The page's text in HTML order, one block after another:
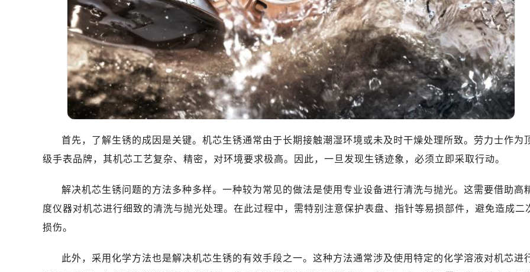
合肥市蜀山区潜山路111号万象城华润大厦B座12楼03室（需提前预约）
泉州市丰泽区宝洲路729号浦西万达中心写字楼A座7楼709室（需提前预约）
青岛市南区山东路6号华润大厦B座22层04室（需提前预约）
烟台市芝罘区胜利路139号万达金融中心A座907室（需提前预约）
长春市朝阳区西安大路727号中银大厦A座(旺进大厦)18层09室（需提前预约）
贵阳市南明区都司高架桥路33号亨特国际金融中心14楼14D（需提前预约）
昆明市盘龙区北京路928号同德昆明广场写字楼10层06室（需提前预约）
西安市碑林区南关正街88号华侨城长安国际中心E座6楼10室（需提前预约）
海口市龙华区金贸东路5号海口华润大厦B座17层1707室（需提前预约）
台州市椒江区东海大道1800号腾达中心东1幢20楼2002室（需提前预约）
黑龙江省大庆市萨尔图区会战大街劳力士售后服务中心（需提前预约）
黑龙江省鸡西市鸡冠区红军路劳力士售后服务中心（需提前预约）
首先，了解生锈的成因是关键。机芯生锈通常由于长期接触潮湿环境或未及时干燥处理所致。劳力士作为
级手表品牌，其机芯工艺复杂、精密，对环境要求极高。因此，一旦发现生锈迹象，必须立即采取行动。
解决机芯生锈问题的方法多种多样。一种较为常见的做法是使用专业设备进行清洗与抛光。这需要借助高
度仪器对机芯进行细致的清洗与抛光处理。在此过程中，需特别注意保护表盘、指针等易损部件，避免造成二
损伤。
此外，采用化学方法也是解决机芯生锈的有效手段之一。这种方法通常涉及使用特定的化学溶液对机芯进